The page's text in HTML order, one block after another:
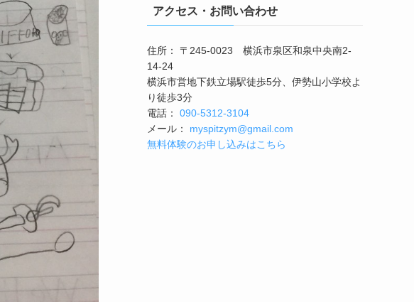
アクセス・お問い合わせ
住所： 〒245-0023 横浜市泉区和泉中央南2-
14-24
横浜市営地下鉄立場駅徒歩5分、伊勢山小学校よ
り徒歩3分
電話： 090-5312-3104
メール： myspitzym@gmail.com
無料体験のお申し込みはこちら